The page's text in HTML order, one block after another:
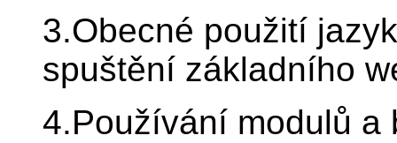
3.Obecné použití
spuštění základního
4.Používání modulů a